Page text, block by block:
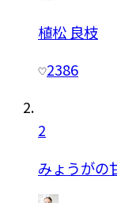
植松 良枝
2386
2
みょうがの